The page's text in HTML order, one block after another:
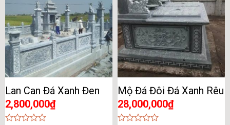
Lan Can Đá Xanh Đen
2,800,000₫
Mộ Đá Đôi Đá Xanh Rêu
28,000,000₫